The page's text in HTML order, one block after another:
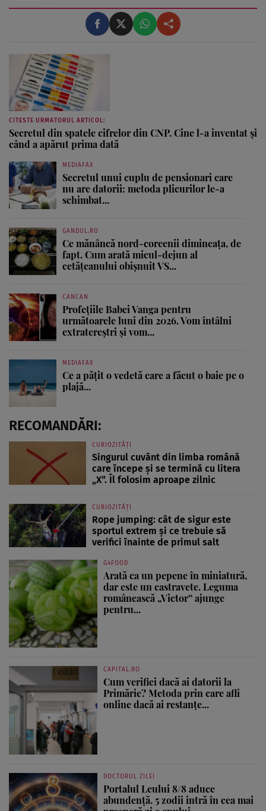
sănătos și frumos. Lucrez în jurnalism de 3 ani, ...
CITESTE URMATORUL ARTICOL:
Secretul din spatele cifrelor din CNP. Cine l-a inventat și
când a apărut prima dată
MEDIAFAX
Secretul unui cuplu de pensionari care
nu are datorii: metoda plicurilor le-a
schimbat...
GANDUL.RO
Ce mănâncă nord-coreenii dimineața, de
fapt. Cum arată micul-dejun al
cetățeanului obișnuit VS...
CANCAN
Profețiile Babei Vanga pentru
următoarele luni din 2026. Vom întâlni
extratereștri și vom...
MEDIAFAX
Ce a pățit o vedetă care a făcut o baie pe o
plajă...
RECOMANDĂRI:
CURIOZITĂȚI
Singurul cuvânt din limba română
care începe și se termină cu litera
„X”. Îl folosim aproape zilnic
CURIOZITĂȚI
Rope jumping: cât de sigur este
sportul extrem și ce trebuie să
verifici înainte de primul salt
G4FOOD
Arată ca un pepene în miniatură,
dar este un castravete. Leguma
românească „Victor” ajunge
pentru...
CAPITAL.RO
Cum verifici dacă ai datorii la
Primărie? Metoda prin care afli
online dacă ai restanțe...
DOCTORUL ZILEI
Portalul Leului 8/8 aduce
abundență. 5 zodii intră în cea mai